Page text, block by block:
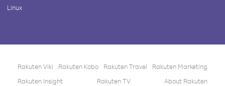
Linux
Rakuten Viki Rakuten Kobo Rakuten Travel
Rakuten Marketing
Rakuten Insight
Rakuten TV About Rakuten